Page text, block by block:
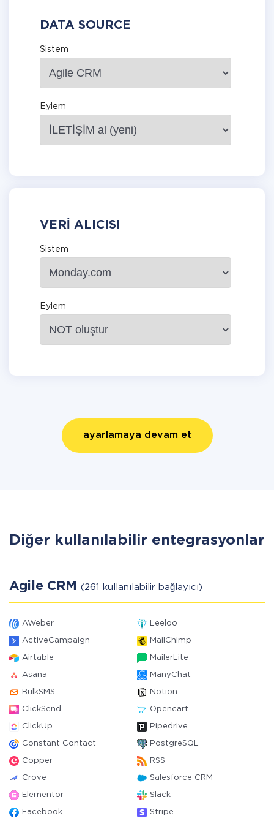
DATA SOURCE
Sistem
Eylem
VERI ALICISI
Sistem
Eylem
ayarlamaya devam et
Diğer kullanılabilir entegrasyonlar
Agile CRM (261 kullanılabilir bağlayıcı)
AWeber Leeloo
ActiveCampaign MailChimp
Airtable MailerLite
Asana ManyChat
BulkSMS Notion
ClickSend Opencart
ClickUp Pipedrive
Constant Contact PostgreSQL
Copper RSS
Crove Salesforce CRM
Elementor Slack
Facebook Stripe